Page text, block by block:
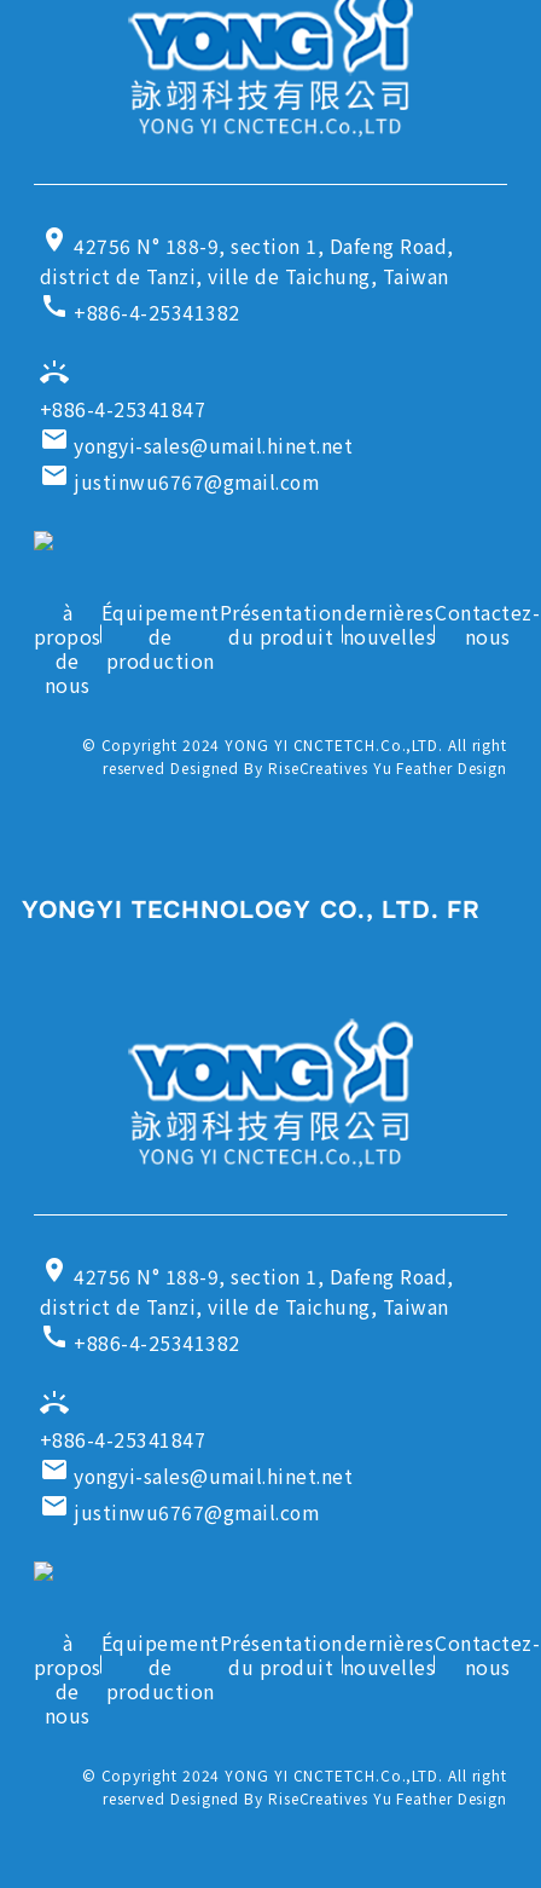
location_on 42756 N° 188-9, section 1, Dafeng Road,
district de Tanzi, ville de Taichung, Taiwan
call +886-4-25341382
ring_volume
+886-4-25341847
email yongyi-sales@umail.hinet.net
email justinwu6767@gmail.com
à
propos
de
nous
Équipement
de
production
Présentation
du produit
dernières
nouvelles
Contactez-
nous
© Copyright 2024 YONG YI CNCTETCH.Co.,LTD. All right
reserved Designed By RiseCreatives Yu Feather Design
YONGYI TECHNOLOGY CO., LTD. FR
location_on 42756 N° 188-9, section 1, Dafeng Road,
district de Tanzi, ville de Taichung, Taiwan
call +886-4-25341382
ring_volume
+886-4-25341847
email yongyi-sales@umail.hinet.net
email justinwu6767@gmail.com
à
propos
de
nous
Équipement
de
production
Présentation
du produit
dernières
nouvelles
Contactez-
nous
© Copyright 2024 YONG YI CNCTETCH.Co.,LTD. All right
reserved Designed By RiseCreatives Yu Feather Design